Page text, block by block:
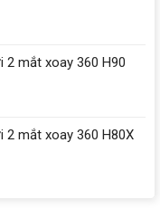
2 mắt xoay 360 H90
2 mắt xoay 360 H80X